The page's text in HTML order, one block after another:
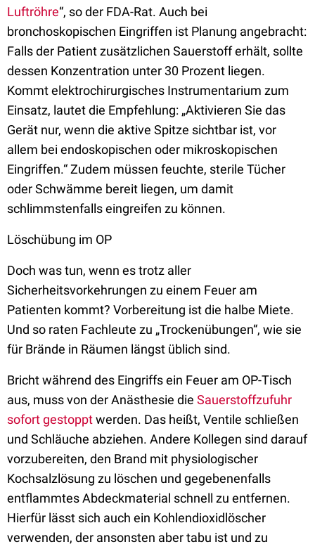
Luftröhre“, so der FDA-Rat. Auch bei
bronchoskopischen Eingriffen ist Planung angebracht:
Falls der Patient zusätzlichen Sauerstoff erhält, sollte
dessen Konzentration unter 30 Prozent liegen.
Kommt elektrochirurgisches Instrumentarium zum
Einsatz, lautet die Empfehlung: „Aktivieren Sie das
Gerät nur, wenn die aktive Spitze sichtbar ist, vor
allem bei endoskopischen oder mikroskopischen
Eingriffen.“ Zudem müssen feuchte, sterile Tücher
oder Schwämme bereit liegen, um damit
schlimmstenfalls eingreifen zu können.
Löschübung im OP
Doch was tun, wenn es trotz aller
Sicherheitsvorkehrungen zu einem Feuer am
Patienten kommt? Vorbereitung ist die halbe Miete.
Und so raten Fachleute zu „Trockenübungen“, wie sie
für Brände in Räumen längst üblich sind.
Bricht während des Eingriffs ein Feuer am OP-Tisch
aus, muss von der Anästhesie die Sauerstoffzufuhr
sofort gestopptwerden. Das heißt, Ventile schließen
und Schläuche abziehen. Andere Kollegen sind darauf
vorzubereiten, den Brand mit physiologischer
Kochsalzlösung zu löschen und gegebenenfalls
entflammtes Abdeckmaterial schnell zu entfernen.
Hierfür lässt sich auch ein Kohlendioxidlöscher
verwenden, der ansonsten aber tabu ist und zu